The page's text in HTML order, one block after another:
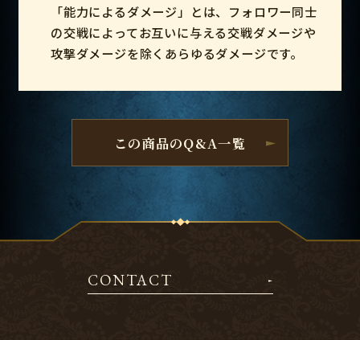
「能力によるダメージ」とは、フォロワー同士
の交戦によってお互いに与える交戦ダメージや
攻撃ダメージを除くあらゆるダメージです。
この商品のQ&A一覧
CONTACT